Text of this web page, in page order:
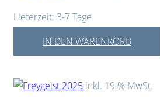
Lieferzeit: 3-7 Tage
IN DEN WARENKORB
inkl. 19 % MwSt.